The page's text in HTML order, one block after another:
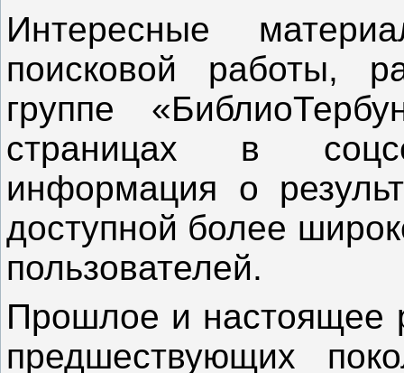
Интересные
поисковой работы,
группе
страницах в
информация о
доступной более
пользователей.
Прошлое и настоящее
предшествующих